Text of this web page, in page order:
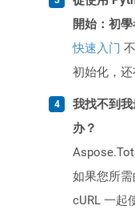
開始：初
快速入门
初始化，还
我找不到
办？
如果您所
cURL 一起